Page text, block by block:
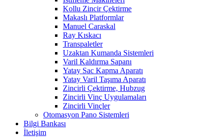
Kollu Zincir Çektirme
Makaslı Platformlar
Manuel Caraskal
Ray Kıskacı
Transpaletler
Uzaktan Kumanda Sistemleri
Varil Kaldırma Sapanı
Yatay Sac Kapma Aparatı
Yatay Varil Taşıma Aparatı
Zincirli Çektirme, Hubzug
Zincirli Vinç Uygulamaları
Zincirli Vinçler
Otomasyon Pano Sistemleri
Bilgi Bankası
İletişim